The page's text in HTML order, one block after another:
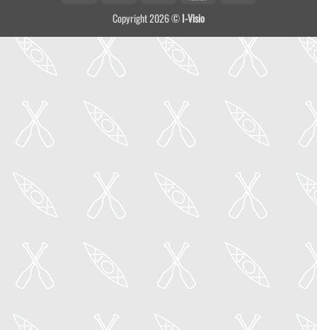
Copyright 2026 ©I-Visio